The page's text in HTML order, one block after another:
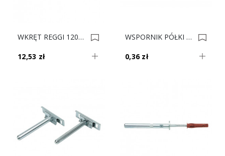
WKRĘT REGGI 120mm KOŁEK PÓŁKI WURTH 0007454
12,53 zł
WSPORNIK PÓŁKI SZKLANEJ Z PRZYSS PROSTY SL3 0007250
0,36 zł